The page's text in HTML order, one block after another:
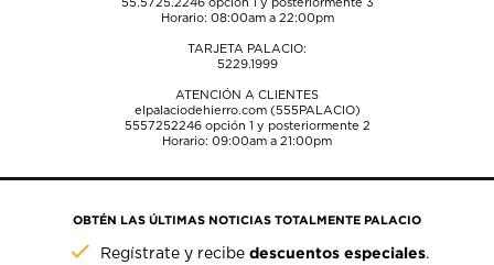
55.5725.2246opción 1 y posteriormente 3
Horario: 08:00am a 22:00pm
TARJETA PALACIO:
5229.1999
ATENCIÓN A CLIENTES
elpalaciodehierro.com (555PALACIO)
5557252246opción 1 y posteriormente 2
Horario: 09:00am a 21:00pm
OBTÉN LAS ÚLTIMAS NOTICIAS TOTALMENTE PALACIO
Regístrate y recibedescuentos especiales.